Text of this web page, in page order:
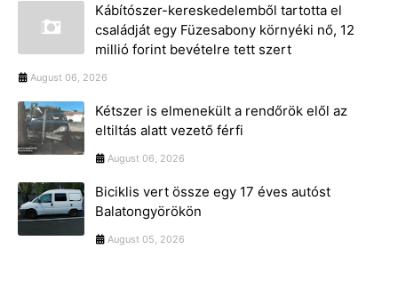
Kábítószer-kereskedelemből tartotta el
családját egy Füzesabony környéki nő, 12
millió forint bevételre tett szert
August 06, 2026
Kétszer is elmenekült a rendőrök elől az
eltiltás alatt vezető férfi
August 06, 2026
Biciklis vert össze egy 17 éves autóst
Balatongyörökön
August 05, 2026